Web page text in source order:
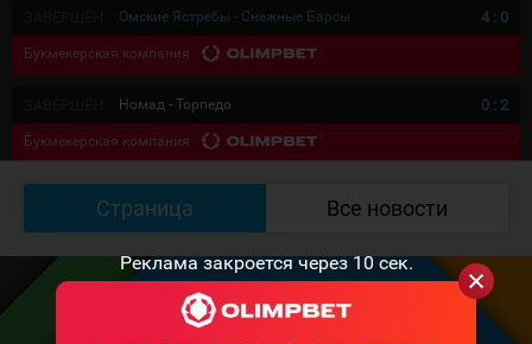
Реклама закроется через10сек.
Омские Ястребы - Снежные Барсы 4: 0
Букмекерская компания
Номад - Торпедо 0 : 2
Букмекерская компания
Букмекерская компания
Страница Все новости